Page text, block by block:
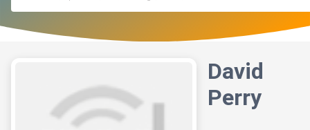
David
Perry